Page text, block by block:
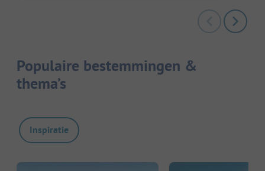
Populaire bestemmingen &
thema’s
Inspiratie